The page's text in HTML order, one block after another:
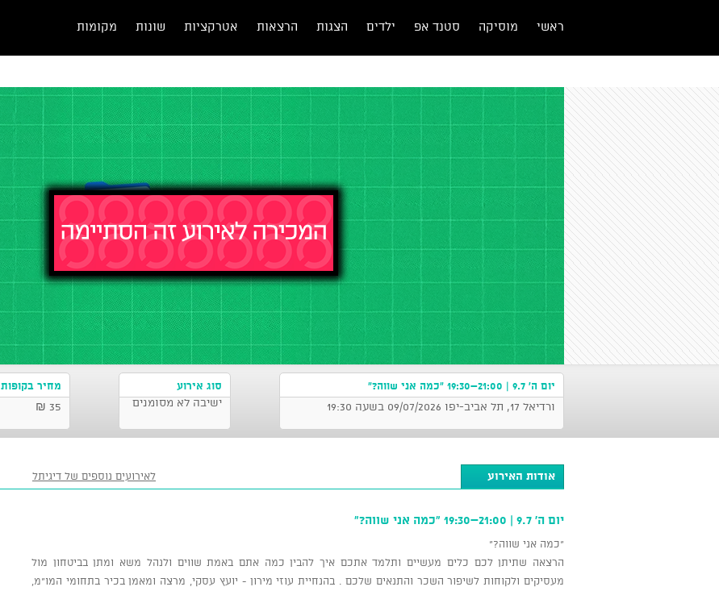
ראשי מוסיקה סטנד אפ ילדים הצגות הרצאות אטרקציות שונות מקומות
יום ה' 9.7 | 21:00–19:30 "כמה אני שווה?"
ורדיאל 17, תל אביב-יפו 09/07/2026 בשעה 19:30
סוג אירוע
ישיבה לא מסומנים
מחיר בקופות
35 ₪
אודות האירוע לאירועים נוספים של דיגיתל
יום ה' 9.7 | 21:00–19:30 "כמה אני שווה?"
"כמה אני שווה?"
הרצאה שתיתן לכם כלים מעשיים ותלמד אתכם איך להבין כמה אתם באמת שווים ולנהל משא ומתן בביטחון מול
מעסיקים ולקוחות לשיפור השכר והתנאים שלכם .​​ בהנחיית עוזי מירון - יועץ עסקי, מרצה ומאמן בכיר בתחומי המו"מ,